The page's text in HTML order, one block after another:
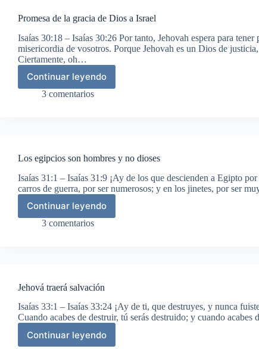
Promesa de la gracia de Dios a Israel
Isaías 30:18 – Isaías 30:26 Por tanto, Jehovah espera para
misericordia de vosotros. Porque Jehovah es un Dios de
Ciertamente, oh…
Continuar leyendo
Promesa
de
Israel
3 comentarios
Los egipcios son hombres y no dioses
Isaías 31:1 – Isaías 31:9 ¡Ay de los que descienden a Egipto
carros de guerra, por ser numerosos; y en los jinetes, por ser
Continuar leyendo
Los
egipcios
3 comentarios
Jehová traerá salvación
Isaías 33:1 – Isaías 33:24 ¡Ay de ti, que destruyes, y nunca
Cuando acabes de destruir, tú serás destruido; y cuando
Continuar leyendo
Jehová